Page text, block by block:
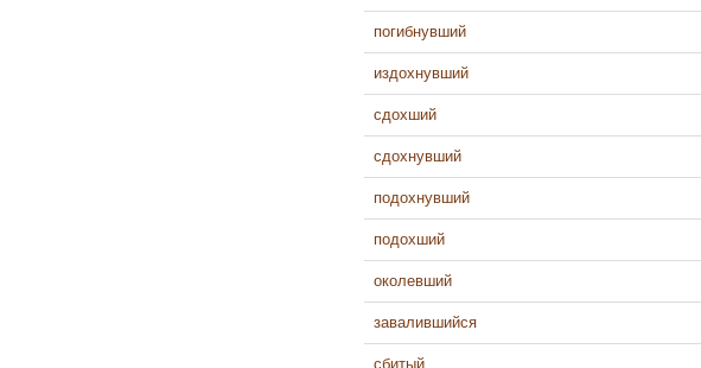
погибнувший
издохнувший
сдохший
сдохнувший
подохнувший
подохший
околевший
завалившийся
сбитый